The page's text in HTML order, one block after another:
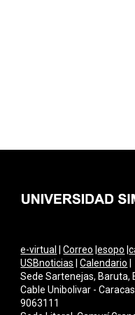
e-virtual |Correo |esopo |
USBnoticias |Calendario
Sede Sartenejas, Baruta,
Cable Unibolivar -
9063111